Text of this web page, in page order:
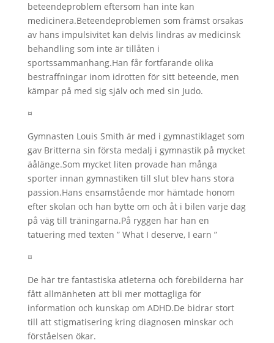
beteendeproblem eftersom han inte kan
medicinera.Beteendeproblemen som främst orsakas
av hans impulsivitet kan delvis lindras av medicinsk
behandling som inte är tillåten i
sportssammanhang.Han får fortfarande olika
bestraffningar inom idrotten för sitt beteende, men
kämpar på med sig själv och med sin Judo.
¤
Gymnasten Louis Smith är med i gymnastiklaget som
gav Britterna sin första medalj i gymnastik på mycket
äålänge.Som mycket liten provade han många
sporter innan gymnastiken till slut blev hans stora
passion.Hans ensamstående mor hämtade honom
efter skolan och han bytte om och åt i bilen varje dag
på väg till träningarna.På ryggen har han en
tatuering med texten ” What I deserve, I earn ”
¤
De här tre fantastiska atleterna och förebilderna har
fått allmänheten att bli mer mottagliga för
information och kunskap om ADHD.De bidrar stort
till att stigmatisering kring diagnosen minskar och
förståelsen ökar.